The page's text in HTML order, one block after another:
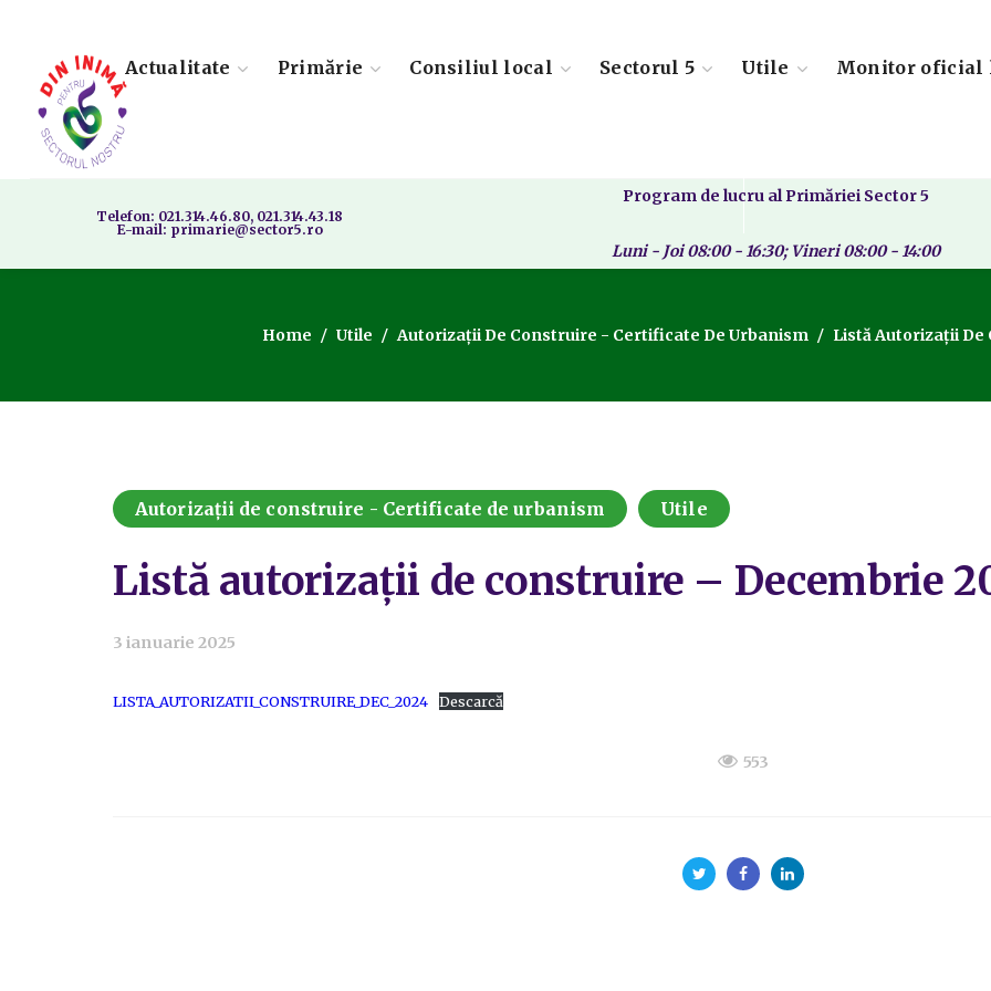
Actualitate Primărie Consiliul local Sectorul 5 Utile Monitor oficial
Telefon: 021.314.46.80, 021.314.43.18
E-mail: primarie@sector5.ro
Program de lucru al Primăriei Sector 5
Luni - Joi 08:00 - 16:30; Vineri 08:00 - 14:00
Home Utile Autorizații De Construire - Certificate De Urbanism Listă Autorizații De
Autorizații de construire - Certificate de urbanism Utile
Listă autorizații de construire – Decembrie
3 ianuarie 2025
LISTA_AUTORIZATII_CONSTRUIRE_DEC_2024 Descarcă
553